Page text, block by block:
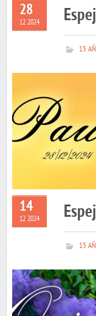
28
12 2024
15
14
12 2024
15